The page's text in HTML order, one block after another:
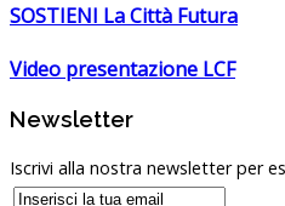
SOSTIENI La Città Futura
Video presentazione LCF
Newsletter
Iscrivi alla nostra newsletter per